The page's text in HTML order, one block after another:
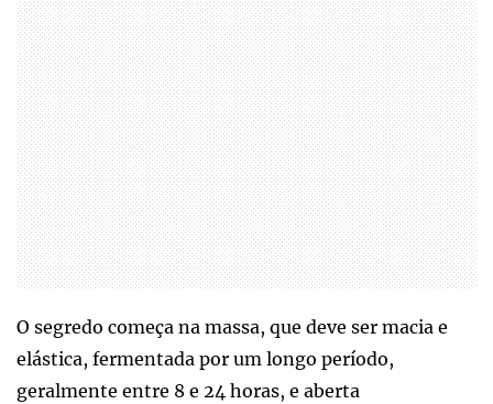
O segredo começa na massa, que deve ser macia e
elástica, fermentada por um longo período,
geralmente entre 8 e 24 horas, e aberta